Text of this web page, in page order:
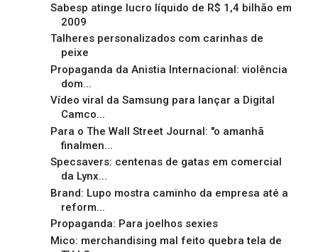
Sabesp atinge lucro líquido de R$ 1,4 bilhão em
2009
Talheres personalizados com carinhas de
peixe
Propaganda da Anistia Internacional: violência
dom...
Vídeo viral da Samsung para lançar a Digital
Camco...
Para o The Wall Street Journal: "o amanhã
finalmen...
Specsavers: centenas de gatas em comercial
da Lynx...
Brand: Lupo mostra caminho da empresa até a
reform...
Propaganda: Para joelhos sexies
Mico: merchandising mal feito quebra tela de